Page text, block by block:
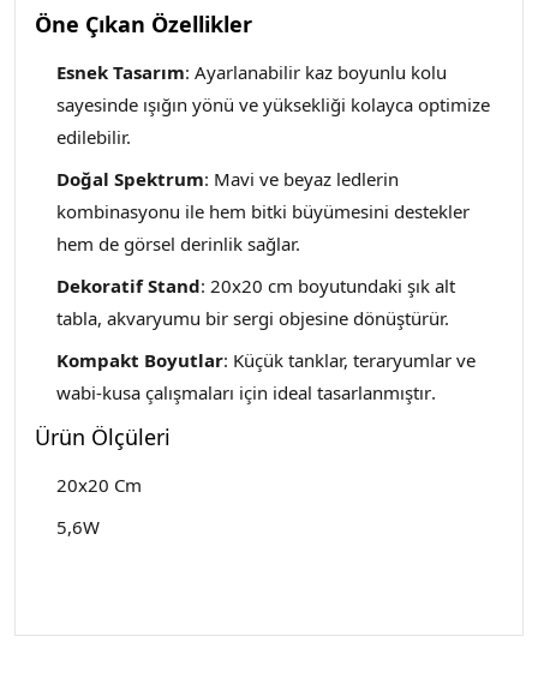
Öne Çıkan Özellikler
Esnek Tasarım: Ayarlanabilir kaz boyunlu kolu
sayesinde ışığın yönü ve yüksekliği kolayca optimize
edilebilir.
Doğal Spektrum: Mavi ve beyaz ledlerin
kombinasyonu ile hem bitki büyümesini destekler
hem de görsel derinlik sağlar.
Dekoratif Stand: 20x20 cm boyutundaki şık alt
tabla, akvaryumu bir sergi objesine dönüştürür.
Kompakt Boyutlar: Küçük tanklar, teraryumlar ve
wabi-kusa çalışmaları için ideal tasarlanmıştır.
Ürün Ölçüleri
20x20 Cm
5,6W